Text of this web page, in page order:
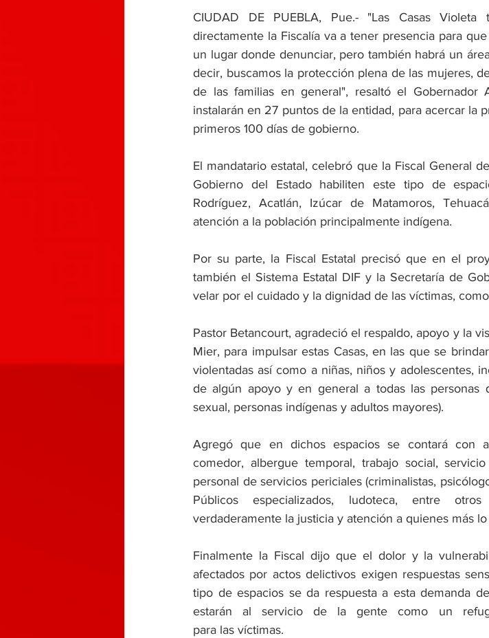
CIUDAD DE PUEBLA, Pue.- "Las Casas Violeta
directamente la Fiscalía va a tener presencia para
un lugar donde denunciar, pero también habrá un
decir, buscamos la protección plena de las mujeres,
de las familias en general", resaltó el Gobernador
instalarán en 27 puntos de la entidad, para acercar la
primeros 100 días de gobierno.
El mandatario estatal, celebró que la Fiscal General
Gobierno del Estado habiliten este tipo de
Rodríguez, Acatlán, Izúcar de Matamoros,
atención a la población principalmente indígena.
Por su parte, la Fiscal Estatal precisó que en el
también el Sistema Estatal DIF y la Secretaría de
velar por el cuidado y la dignidad de las víctimas,
Pastor Betancourt, agradeció el respaldo, apoyo y la
Mier, para impulsar estas Casas, en las que se
violentadas así como a niñas, niños y adolescentes,
de algún apoyo y en general a todas las personas
sexual, personas indígenas y adultos mayores).
Agregó que en dichos espacios se contará con
comedor, albergue temporal, trabajo social,
personal de servicios periciales (criminalistas,
Públicos especializados, ludoteca, entre
verdaderamente la justicia y atención a quienes más
Finalmente la Fiscal dijo que el dolor y la
afectados por actos delictivos exigen respuestas
tipo de espacios se da respuesta a esta demanda
estarán al servicio de la gente como un
para las víctimas.